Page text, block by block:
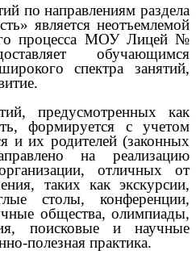
по направлениям раздела
является неотъемлемой
процесса МОУ Лицей №
обучающимся
спектра занятий,
предусмотренных как
формируется с учетом
и их родителей (законных
на реализацию
отличных от
таких как экскурсии,
столы, конференции,
общества, олимпиады,
поисковые и научные
полезная практика.